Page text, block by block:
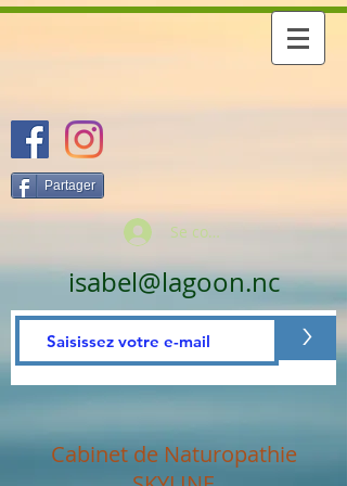
Partager
Se connecter
isabel@lagoon.nc
>
Cabinet de Naturopathie